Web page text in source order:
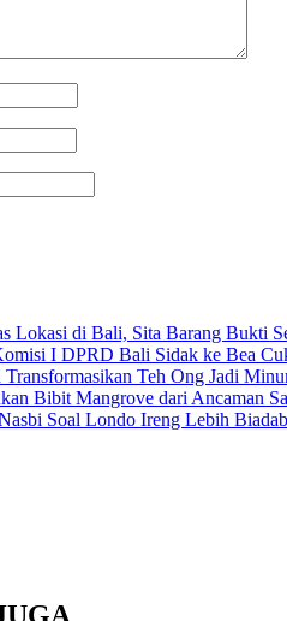
Lokasi di Bali, Sita Barang Bukti
I DPRD Bali Sidak ke Bea
Teh Ong Jadi
Bibit Mangrove dari Ancaman
Soal Londo Ireng Lebih